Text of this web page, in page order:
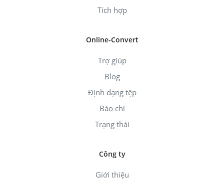
Tích hợp
Online-Convert
Trợ giúp
Blog
Định dạng tệp
Báo chí
Trạng thái
Công ty
Giới thiệu